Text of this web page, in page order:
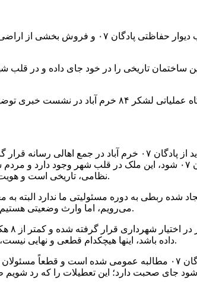
به گزارش خبر یار ، طی روزهای اخیر
پادگان ۰۷ ارتش که چندین ساختمان تاریخی را در
فرمانده قرارگاه عملیاتی لشکر ۸۴
عصر روز جمعه نیز استاندار لرستان در جریان
و
نظامی، تاریخی است و هویت کشور و شهرستان است؛ لذا همه نسبت به آن تعلقات خاطر داریم و همه احساس مسئولیت می‌کنیم.
شده ربطی به دوره مسئولیتی ما ندارد
می‌رویم، اما وارث وضعیتی هستیم که هیچ ارتباطی به دوره مسئولیتی ما پیدا نمی‌کند و همه این تصمیمات قبل از ۱۴۰۰ گرفته شده است.
وی
داده باشد، اینها هیچکدام قطعی و نهایی نیست، میان همه چه ارتش چه استانداری چه شهرداری باب مذاکره برای گرفتن تصمیم شایسته مفتوح است.
استاندار لرستان با بیان اینکه امروز موضوع حفظ پادگان
جای صحبت دارد؛ این تعطیلات را که رد